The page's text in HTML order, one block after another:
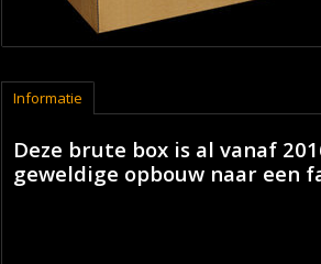
Informatie
Deze brute box is al vanaf
geweldige opbouw naar een